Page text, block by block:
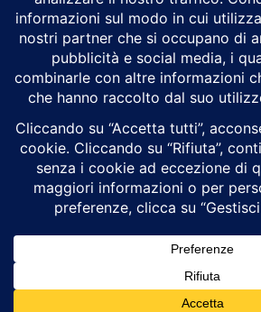
Alground fa parte del Gruppo Trizio
SEGUICI
Alground - Testata di Art Consulting - P.iva
Cyberwarfare